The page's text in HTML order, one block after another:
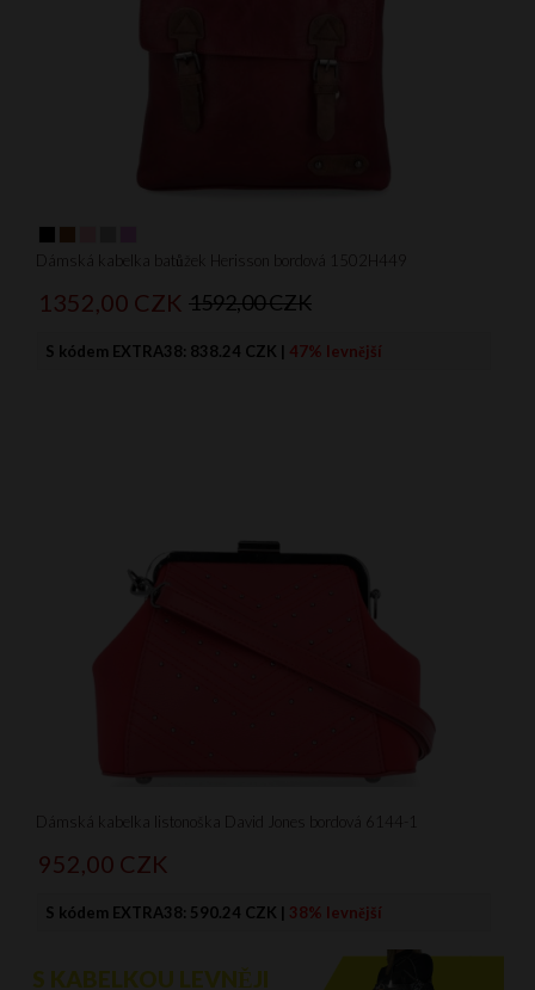
Dámská kabelka batůžek Herisson bordová 1502H449
1352,00 CZK 1592,00 CZK
S kódem EXTRA38: 838.24 CZK | 47% levnější
Dámská kabelka listonoška David Jones bordová 6144-1
952,00 CZK
S kódem EXTRA38: 590.24 CZK | 38% levnější
S KABELKOU LEVNĚJI